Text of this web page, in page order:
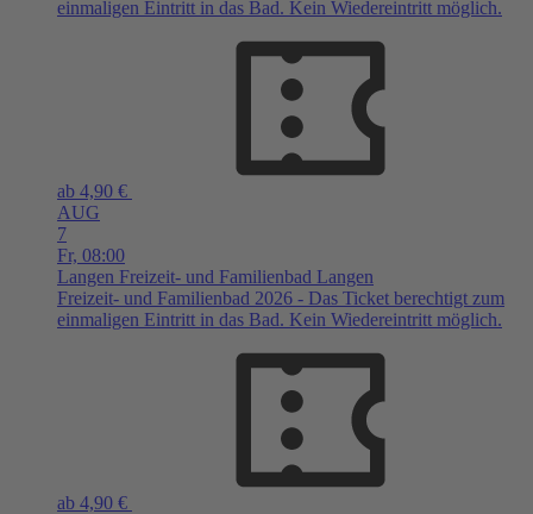
einmaligen Eintritt in das Bad. Kein Wiedereintritt möglich.
ab 4,90 €
AUG
7
Fr, 08:00
Langen Freizeit- und Familienbad Langen
Freizeit- und Familienbad 2026 - Das Ticket berechtigt zum
einmaligen Eintritt in das Bad. Kein Wiedereintritt möglich.
ab 4,90 €